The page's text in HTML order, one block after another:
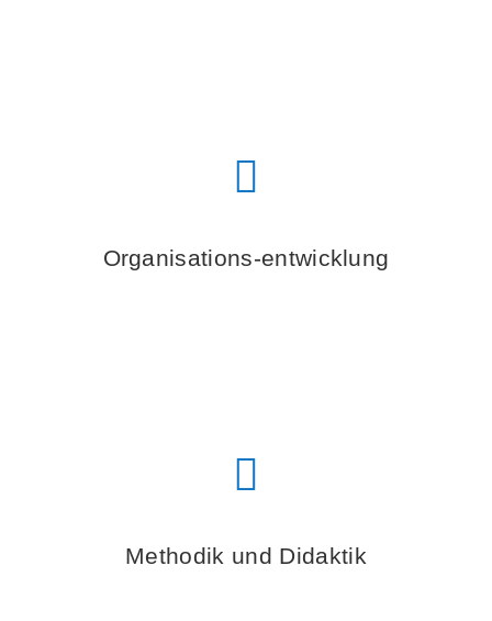
Organisations-entwicklung
Methodik und Didaktik